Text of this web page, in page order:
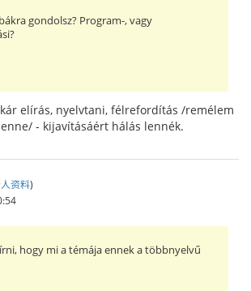
gondolsz? Program-, vagy
elírás, nyelvtani, félrefordítás /remélem
- kijavításáért hálás lennék.
资料)
hogy mi a témája ennek a többnyelvű